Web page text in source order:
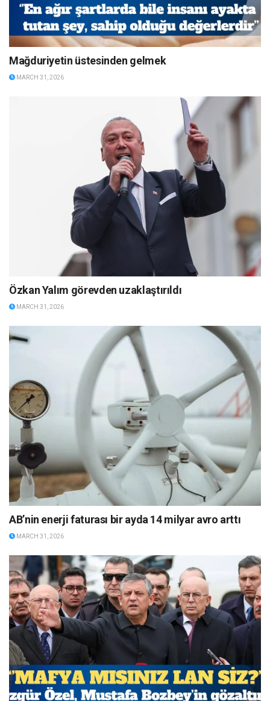
Mağduriyetin üstesinden gelmek
MARCH 31, 2026
Özkan Yalım görevden uzaklaştırıldı
MARCH 31, 2026
AB’nin enerji faturası bir ayda 14 milyar avro arttı
MARCH 31, 2026